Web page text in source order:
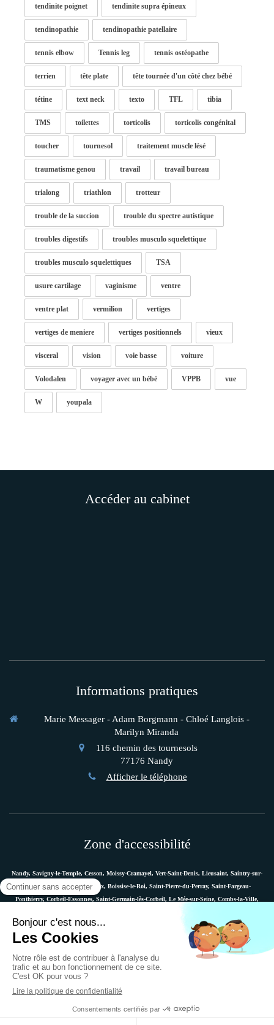
tendinite poignet tendinite supra épineux
tendinopathie tendinopathie patellaire
tennis elbow Tennis leg tennis ostéopathe
terrien tête plate tête tournée d'un côté chez bébé
tétine text neck texto TFL tibia
TMS toilettes torticolis torticolis congénital
toucher tournesol traitement muscle lésé
traumatisme genou travail travail bureau
trialong triathlon trotteur
trouble de la succion trouble du spectre autistique
troubles digestifs troubles musculo squelettique
troubles musculo squelettiques TSA
usure cartilage vaginisme ventre
ventre plat vermilion vertiges
vertiges de meniere vertiges positionnels vieux
visceral vision voie basse voiture
Volodalen voyager avec un bébé VPPB vue
W youpala
Accéder au cabinet
Informations pratiques
Marie Messager - Adam Borgmann - Chloé Langlois -
Marilyn Miranda
116 chemin des tournesols
77176 Nandy
Afficher le téléphone
Zone d'accessibilité
Nandy, Savigny-le-Temple, Cesson, Moissy-Cramayel, Vert-Saint-Denis, Lieusaint, Saintry-sur-
Seine, Le Coudray-Montceaux, Boissise-le-Roi, Saint-Pierre-du-Perray, Saint-Fargeau-
Ponthierry, Corbeil-Essonnes, Saint-Germain-lès-Corbeil, Le Mée-sur-Seine, Combs-la-Ville,
Boussy-Saint-Antoine, etc.
Plan du site
Ostéopathe Versailles